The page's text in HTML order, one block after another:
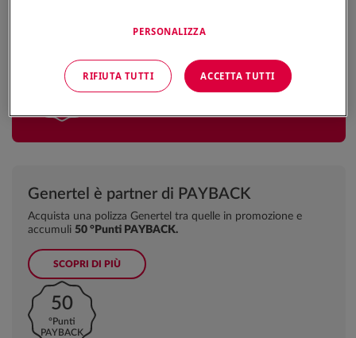
FAI UN PREVENTIVO
200€
BUONO
Genertel è partner di PAYBACK
Acquista una polizza Genertel tra quelle in promozione e
accumuli 50 °Punti PAYBACK.
SCOPRI DI PIÙ
50
°Punti
PAYBACK
PERSONALIZZA
RIFIUTA TUTTI ACCETTA TUTTI